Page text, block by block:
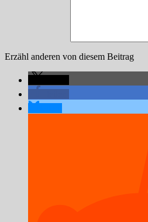
Erzähl anderen von diesem Beitrag